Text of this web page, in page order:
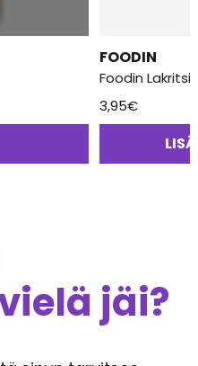
FOODIN
Foodin
3,95€
jäi?